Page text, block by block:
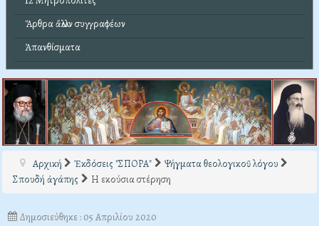
Ἄρθρα ἄλλων συγγραφέων
Ἀπανθίσματα
Αρχική Ἐκδόσεις "ΣΠΟΡΑ"
Ψήγματα θεολογικοῦ λόγου
Σπουδή ἀγάπης
Η εκούσια στέρηση
Δημοσιεύθηκε : 05 Απριλίου 2020